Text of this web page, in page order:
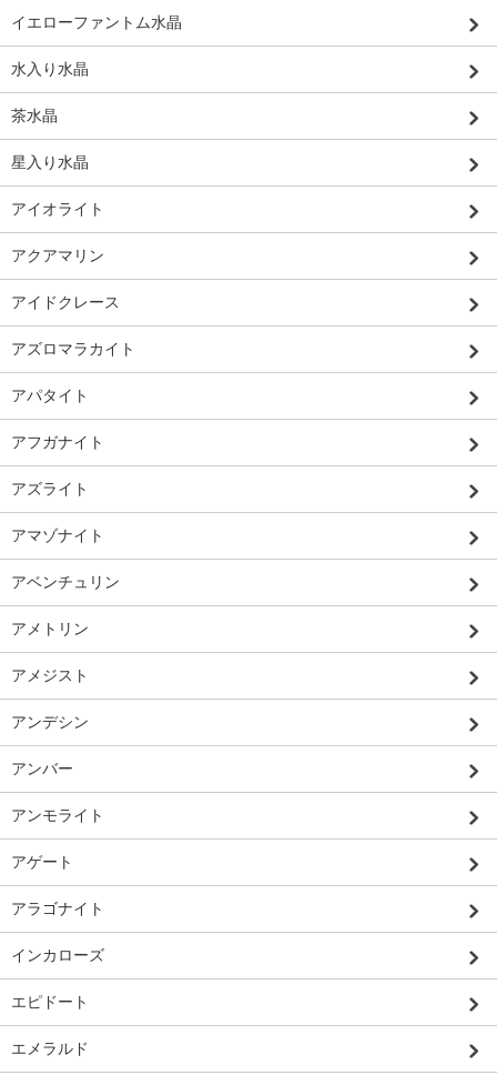
イエローファントム水晶
水入り水晶
茶水晶
星入り水晶
アイオライト
アクアマリン
アイドクレース
アズロマラカイト
アパタイト
アフガナイト
アズライト
アマゾナイト
アベンチュリン
アメトリン
アメジスト
アンデシン
アンバー
アンモライト
アゲート
アラゴナイト
インカローズ
エピドート
エメラルド